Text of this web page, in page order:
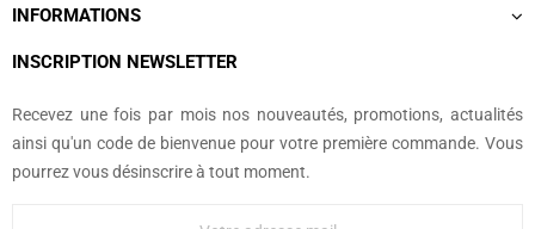
INFORMATIONS
INSCRIPTION NEWSLETTER
Recevez une fois par mois nos nouveautés, promotions, actualités
ainsi qu'un code de bienvenue pour votre première commande. Vous
pourrez vous désinscrire à tout moment.